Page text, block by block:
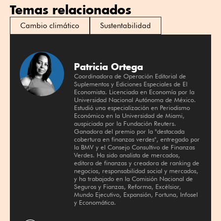
Temas relacionados
Cambio climático Sustentabilidad
Patricia Ortega
Coordinadora de Operación Editorial de
Suplementos y Ediciones Especiales de El
Economista. Licenciada en Economía por la
Universidad Nacional Autónoma de México.
Estudió una especialización en Periodismo
Económico en la Universidad de Miami,
auspiciada por la Fundación Reuters.
Ganadora del premio por la "destacada
cobertura en finanzas verdes", entregado por
la BMV y el Consejo Consultivo de Finanzas
Verdes. Ha sido analista de mercados,
editora de finanzas y creadora de ranking de
negocios, responsabilidad social y mercados,
y ha trabajado en la Comisión Nacional de
Seguros y Fianzas, Reforma, Excélsior,
Mundo Ejecutivo, Expansión, Fortuna, Infosel
y Economática.